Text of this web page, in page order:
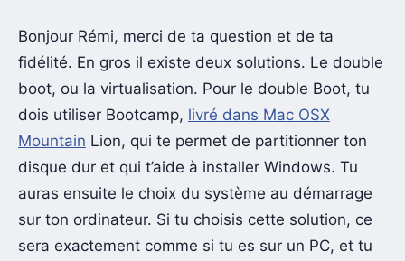
Bonjour Rémi, merci de ta question et de ta
fidélité. En gros il existe deux solutions. Le double
boot, ou la virtualisation. Pour le double Boot, tu
dois utiliser Bootcamp, livré dans Mac OSX
Mountain Lion, qui te permet de partitionner ton
disque dur et qui t’aide à installer Windows. Tu
auras ensuite le choix du système au démarrage
sur ton ordinateur. Si tu choisis cette solution, ce
sera exactement comme si tu es sur un PC, et tu